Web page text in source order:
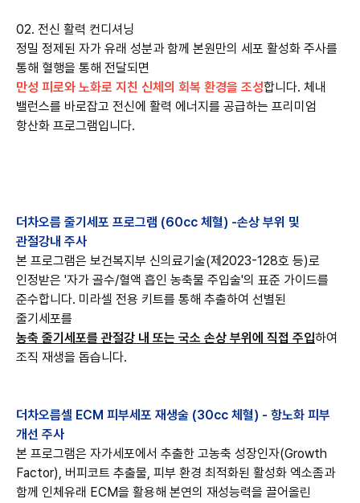
02. 전신 활력 컨디셔닝
정밀 정제된 자가 유래 성분과 함께 본원만의 세포 활성화 주사를
통해 혈행을 통해 전달되면
만성 피로와 노화로 지친 신체의 회복 환경을 조성합니다. 체내
밸런스를 바로잡고 전신에 활력 에너지를 공급하는 프리미엄
더차오름 줄기세포 프로그램 (60cc 체혈) -손상 부위 및
관절강내 주사
본 프로그램은 보건복지부 신의료기술(제2023-128호 등)로
인정받은 '자가 골수/혈액 흡인 농축물 주입술'의 표준 가이드를
준수합니다. 미라셀 전용 키트를 통해 추출하여 선별된
줄기세포를
농축 줄기세포를 관절강 내 또는 국소 손상 부위에 직접 주입하여
더차오름셀 ECM 피부세포 재생술 (30cc 체혈) - 항노화 피부
개선 주사
본 프로그램은 자가세포에서 추출한 고농축 성장인자(Growth
Factor), 버피코트 추출물, 피부 환경 최적화된 활성화 엑소좀과
함께 인체유래 ECM을 활용해 본연의 재성능력을 끌어올린